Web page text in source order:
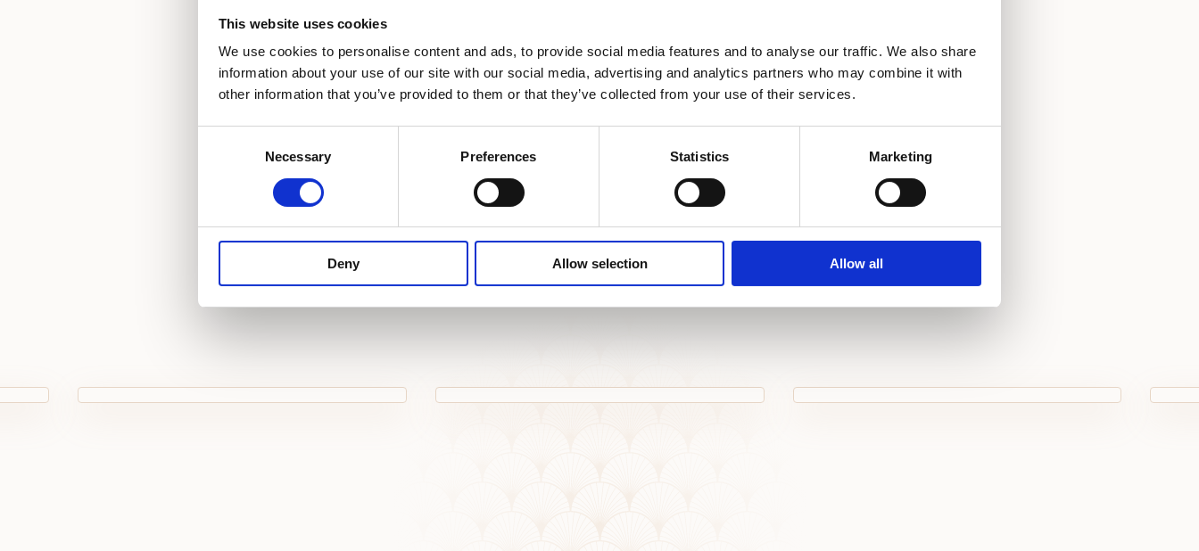
This website uses cookies
We use cookies to personalise content and ads, to provide social media features and to analyse our traffic. We also share
information about your use of our site with our social media, advertising and analytics partners who may combine it with
other information that you’ve provided to them or that they’ve collected from your use of their services.
Necessary Preferences Statistics Marketing
Deny Allow selection Allow all
Satelitska televizija Telefon s izravnim biranjem
Sušilo za kosu Minibar Ogrtač
Papuče Besplatan kozmetički pribor Moguć dječji krevetić